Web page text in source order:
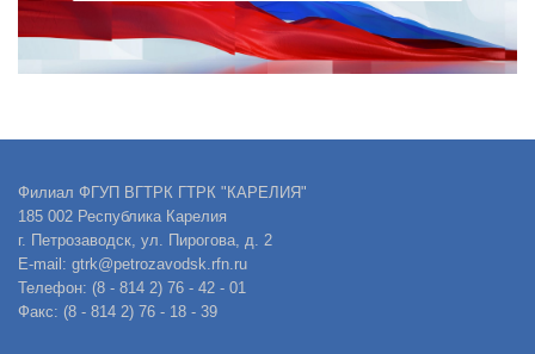
Филиал ФГУП ВГТРК ГТРК "КАРЕЛИЯ"
185 002 Республика Карелия
г. Петрозаводск, ул. Пирогова, д. 2
E-mail: gtrk@petrozavodsk.rfn.ru
Телефон: (8 - 814 2) 76 - 42 - 01
Факс: (8 - 814 2) 76 - 18 - 39